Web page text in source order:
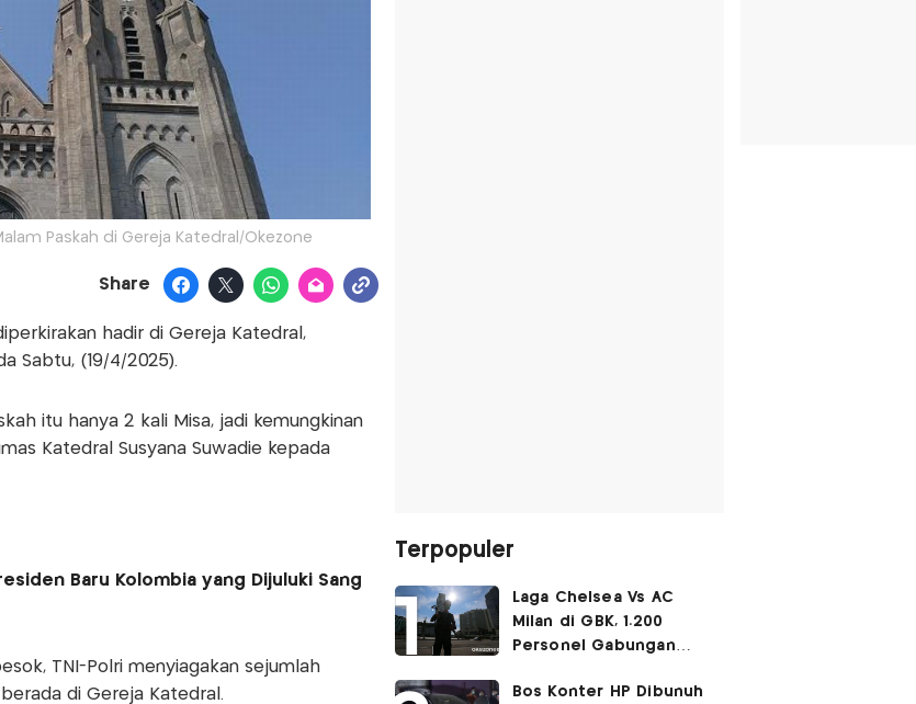
Paskah di Gereja Katedral/Okezone
Share
hadir di Gereja Katedral,
Sabtu, (19/4/2025).
itu hanya 2 kali Misa, jadi kemungkinan
Katedral Susyana Suwadie kepada
Baru Kolombia yang Dijuluki Sang
TNI-Polri menyiagakan sejumlah
di Gereja Katedral.
Terpopuler
Laga Chelsea Vs AC
Milan di GBK, 1.200
Personel Gabungan
Bos Konter HP Dibunuh